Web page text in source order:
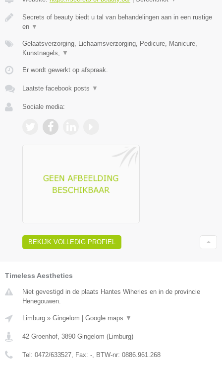
Secrets of beauty biedt u tal van behandelingen aan in een rustige
en ▼
Gelaatsverzorging, Lichaamsverzorging, Pedicure, Manicure,
Kunstnagels,
▼
Er wordt gewerkt op afspraak.
Laatste facebook posts ▼
Sociale media:
BEKIJK VOLLEDIG PROFIEL
Timeless Aesthetics
Niet gevestigd in de plaats Hantes Wiheries en in de provincie
Henegouwen.
Limburg » Gingelom Google maps ▼
42 Groenhof, 3890 Gingelom (Limburg)
Tel: 0472/633527, Fax: -, BTW-nr: 0886.961.268